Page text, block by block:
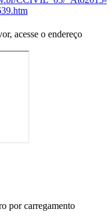
acesse o endereço
por carregamento